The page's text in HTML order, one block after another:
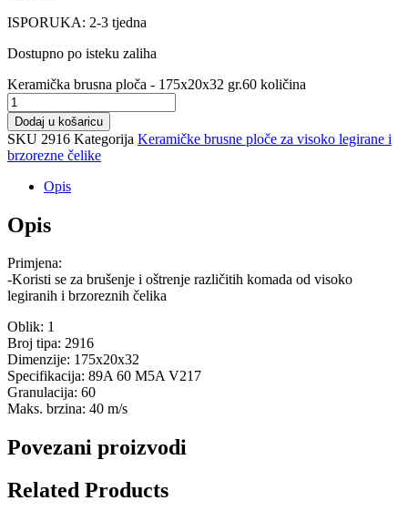
ISPORUKA: 2-3 tjedna
Dostupno po isteku zaliha
Keramička brusna ploča - 175x20x32 gr.60 količina
Dodaj u košaricu
SKU 2916 Kategorija Keramičke brusne ploče za visoko legirane i
brzorezne čelike
Opis
Opis
Primjena:
-Koristi se za brušenje i oštrenje različitih komada od visoko
legiranih i brzoreznih čelika
Oblik: 1
Broj tipa: 2916
Dimenzije: 175x20x32
Specifikacija: 89A 60 M5A V217
Granulacija: 60
Maks. brzina: 40 m/s
Povezani proizvodi
Related Products